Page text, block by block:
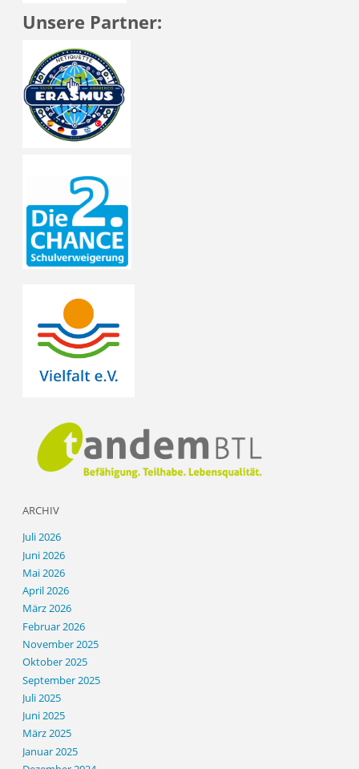
Unsere Partner:
ARCHIV
Juli 2026
Juni 2026
Mai 2026
April 2026
März 2026
Februar 2026
November 2025
Oktober 2025
September 2025
Juli 2025
Juni 2025
März 2025
Januar 2025